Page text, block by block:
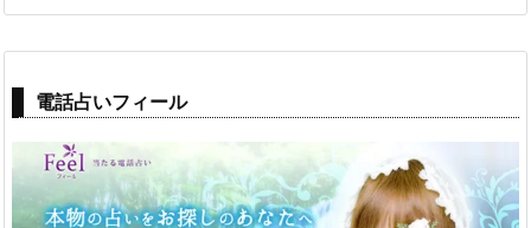
電話占いフィール